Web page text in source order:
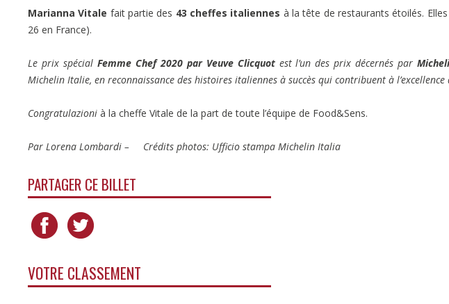
Marianna Vitale fait partie des 43 cheffes italiennes à la tête de restaurants étoilés.
26 en France).
Le prix spécial Femme Chef 2020 par Veuve Clicquotest l’un des prix décernés par
Michelin Italie, en reconnaissance des histoires italiennes à succès qui contribuent à
Congratulazioni à la cheffe Vitale de la part de toute l’équipe de Food&Sens.
Par Lorena Lombardi – Crédits photos: Ufficio stampa Michelin Italia
PARTAGER CE BILLET
VOTRE CLASSEMENT